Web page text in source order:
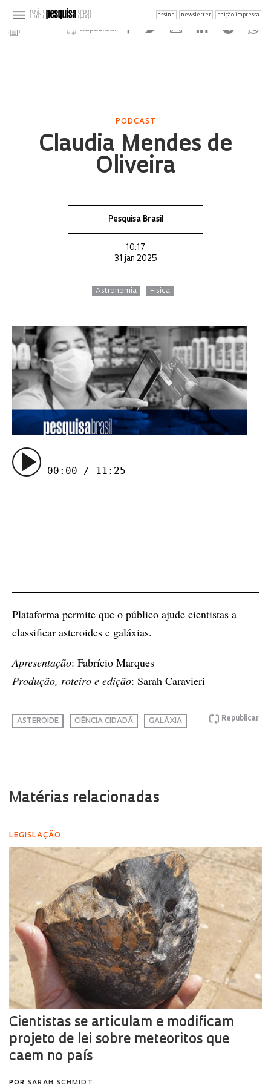
assine newsletter edição impressa
Republicar
PODCAST
Claudia Mendes de
Oliveira
Pesquisa Brasil
10:17
31 jan 2025
Astronomia Física
00:00 / 11:25
Plataforma permite que o público ajude cientistas a
classificar asteroides e galáxias.
Apresentação: Fabrício Marques
Produção, roteiro e edição: Sarah Caravieri
Republicar
ASTEROIDE CIÊNCIA CIDADÃ GALÁXIA